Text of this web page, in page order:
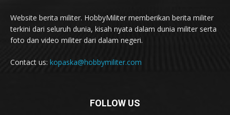
Website berita militer. HobbyMiliter memberikan berita militer
terkini dari seluruh dunia, kisah nyata dalam dunia militer serta
foto dan video militer dari dalam negeri.
Contact us: kopaska@hobbymiliter.com
FOLLOW US